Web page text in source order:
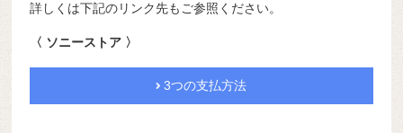
詳しくは下記のリンク先もご参照ください。
〈 ソニーストア 〉
3つの支払方法